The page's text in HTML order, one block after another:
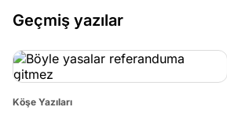
Geçmiş yazılar
Köşe Yazıları